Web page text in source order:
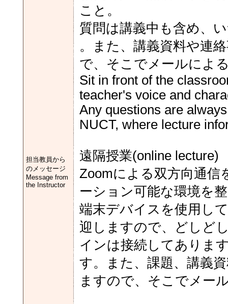
担当教員から
のメッセージ
Message from
the Instructor
こと。
質問は講義中も含め、
。また、講義資料や連
で、そこでメールによ
Sit in front of the
teacher's voice and
Any questions are
NUCT, where lecture
遠隔授業(online lecture)
Zoomによる双方向通信
ーション可能な環境を
端末デバイスを使用し
迎しますので、どしど
インは接続してありま
す。また、課題、講義
ますので、そこでメー